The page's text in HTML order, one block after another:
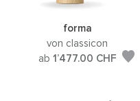
forma
von classicon
ab 1’477.00 CHF